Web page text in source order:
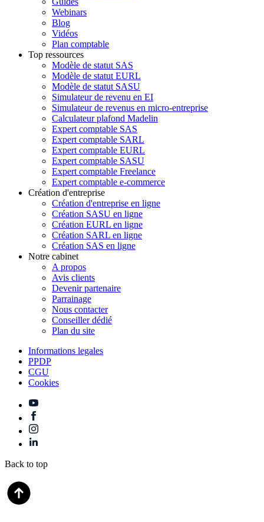
Webinars
Blog
Vidéos
Plan comptable
Top ressources
Modèle de statut SAS
Modèle de statut EURL
Modèle de statut SASU
Simulateur de revenu en EI
Simulateur de revenus en micro-entreprise
Calculateur plafond Madelin
Expert comptable SAS
Expert comptable SARL
Expert comptable EURL
Expert comptable SASU
Expert comptable Freelance
Expert comptable e-commerce
Création d'entreprise
Création d'entreprise en ligne
Création SASU en ligne
Création EURL en ligne
Création SARL en ligne
Création SAS en ligne
Notre cabinet
A propos
Avis clients
Devenir partenaire
Parrainage
Nous contacter
Conseiller dédié
Plan du site
Informations legales
PPDP
CGU
Cookies
Back to top